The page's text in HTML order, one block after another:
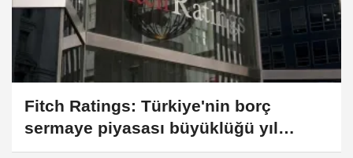
Fitch Ratings: Türkiye'nin borç
sermaye piyasası büyüklüğü yıl
sonunda 550 milyar dolara ulaşabilir